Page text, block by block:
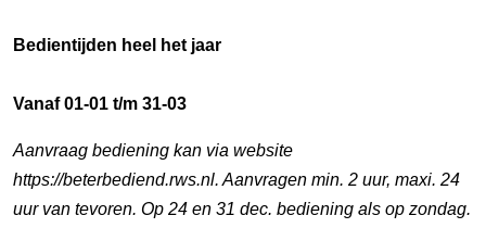
Bedientijden heel het jaar
Vanaf 01-01 t/m 31-03
Aanvraag bediening kan via website
https://beterbediend.rws.nl. Aanvragen min. 2 uur, maxi. 24
uur van tevoren. Op 24 en 31 dec. bediening als op zondag.